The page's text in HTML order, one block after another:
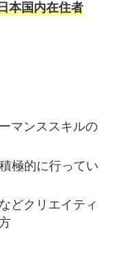
本国内在住者
マンススキルの
極的に行ってい
どクリエイティ